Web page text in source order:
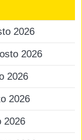
2026
2026
2026
2026
2026